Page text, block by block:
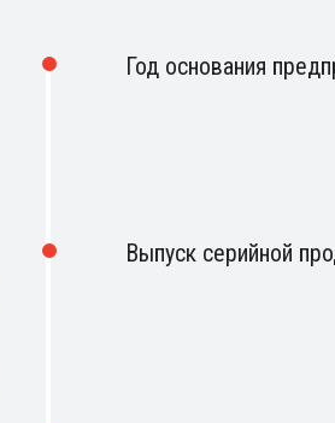
Год основания
Выпуск серийной